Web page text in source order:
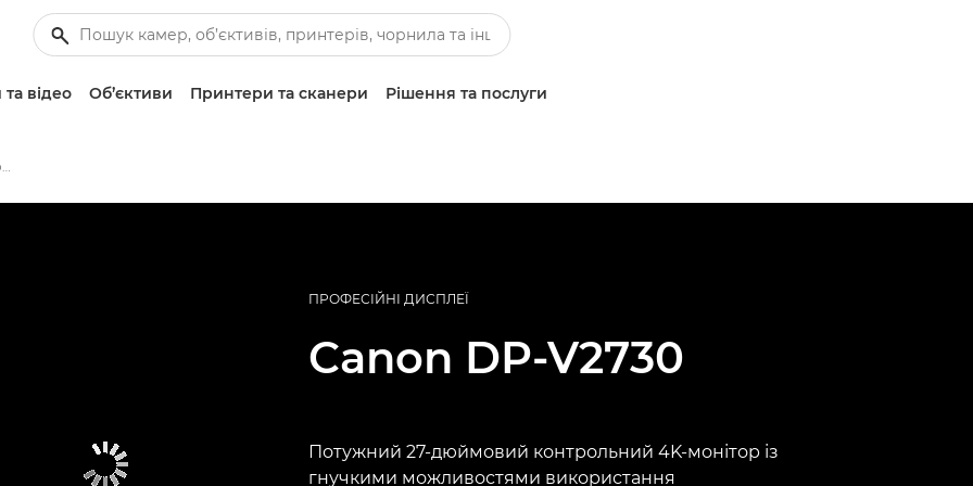
відео Об’єктиви Принтери та сканери Рішення та послуги
Професійний дисплей Canon DP-V2730
ПРОФЕСІЙНІ ДИСПЛЕЇ
Canon DP-V2730
Потужний 27-дюймовий контрольний 4K-монітор із
гнучкими можливостями використання